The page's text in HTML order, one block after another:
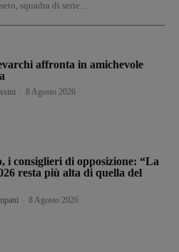
squadra di serie...
affronta in amichevole
8 Agosto 2026
i consiglieri di opposizione: “La
resta più alta di quella del
8 Agosto 2026